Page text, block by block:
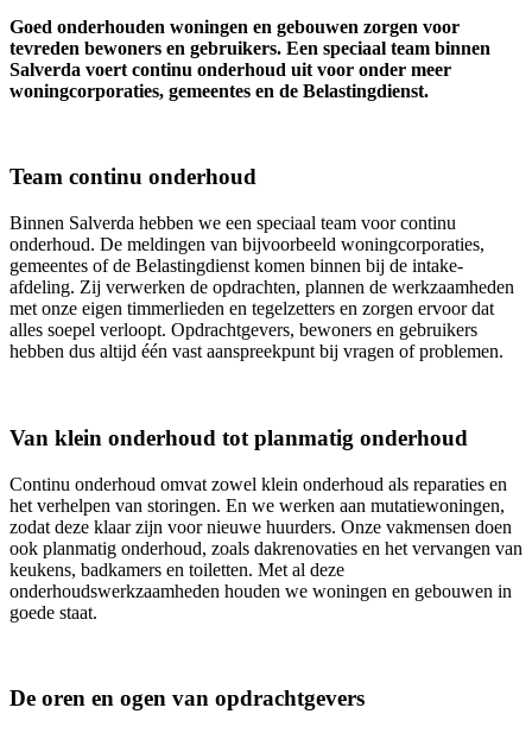
Goed onderhouden woningen en gebouwen zorgen voor
tevreden bewoners en gebruikers. Een speciaal team binnen
Salverda voert continu onderhoud uit voor onder meer
woningcorporaties, gemeentes en de Belastingdienst.
Team continu onderhoud
Binnen Salverda hebben we een speciaal team voor continu
onderhoud. De meldingen van bijvoorbeeld woningcorporaties,
gemeentes of de Belastingdienst komen binnen bij de intake-
afdeling. Zij verwerken de opdrachten, plannen de werkzaamheden
met onze eigen timmerlieden en tegelzetters en zorgen ervoor dat
alles soepel verloopt. Opdrachtgevers, bewoners en gebruikers
hebben dus altijd één vast aanspreekpunt bij vragen of problemen.
Van klein onderhoud tot planmatig onderhoud
Continu onderhoud omvat zowel klein onderhoud als reparaties en
het verhelpen van storingen. En we werken aan mutatiewoningen,
zodat deze klaar zijn voor nieuwe huurders. Onze vakmensen doen
ook planmatig onderhoud, zoals dakrenovaties en het vervangen van
keukens, badkamers en toiletten. Met al deze
onderhoudswerkzaamheden houden we woningen en gebouwen in
goede staat.
De oren en ogen van opdrachtgevers